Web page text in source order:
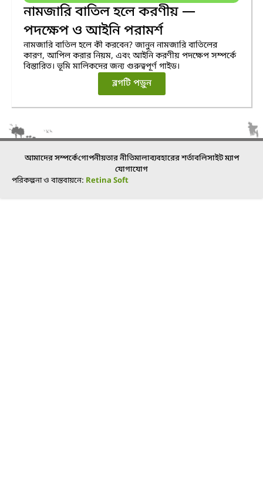
নামজারি বাতিল হলে করণীয় —
পদক্ষেপ ও আইনি পরামর্শ
নামজারি বাতিল হলে কী করবেন? জানুন নামজারি বাতিলের
কারণ, আপিল করার নিয়ম, এবং আইনি করণীয় পদক্ষেপ সম্পর্কে
বিস্তারিত। ভূমি মালিকদের জন্য গুরুত্বপূর্ণ গাইড।
ব্লগটি পড়ুন
আমাদের সম্পর্কেগোপনীয়তার নীতিমালাব্যবহারের শর্তাবলিসাইট ম্যাপ
যোগাযোগ
পরিকল্পনা ও বাস্তবায়নে: Retina Soft